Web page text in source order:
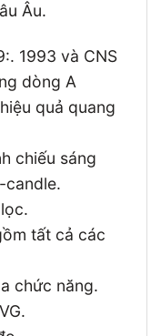
Âu.
1993 và CNS
dòng A
quả quang
chiếu sáng
candle.
tất cả các
chức năng.